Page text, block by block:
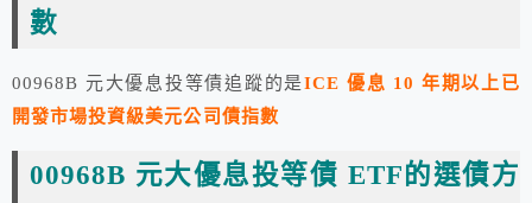
數
00968B 元大優息投等債追蹤的是ICE 優息 10 年期以上已
開發市場投資級美元公司債指數
00968B 元大優息投等債 ETF的選債方